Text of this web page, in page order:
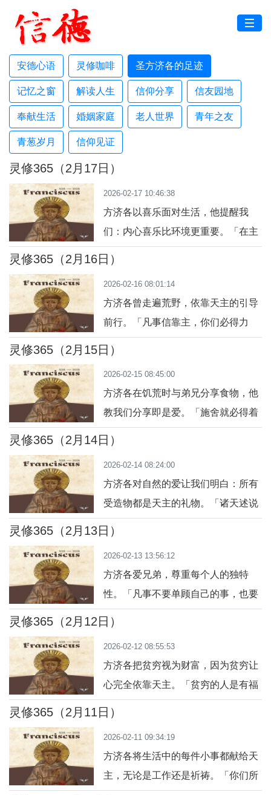
安德心语 灵修咖啡 圣方济各的足迹
记忆之窗 解读人生 信仰分享 信友园地
奉献生活 婚姻家庭 老人世界 青年之友
青葱岁月 信仰见证
灵修365（2月17日）
2026-02-17 10:46:38
方济各以喜乐面对生活，他提醒我
们：内心喜乐比环境更重要。「在主
并感恩。祈祷：主啊，让我的心充满
喜乐，即使在挑战中。
灵修365（2月16日）
2026-02-16 08:01:14
方济各曾走遍荒野，依靠天主的引导
前行。「凡事信靠主，你们必得力
在未知中依靠你的指引。
灵修365（2月15日）
2026-02-15 08:45:00
方济各在饥荒时与弟兄分享食物，他
教我们分享即是爱。「施舍就必得着
人。祈祷：主啊，让我用分享体验你
的丰盛恩典。
灵修365（2月14日）
2026-02-14 08:24:00
方济各对自然的爱让我们明白：所有
受造物都是天主的礼物。「诸天述说
或观察自然，心怀感恩。祈祷：主
啊，让我从自然中看见你的美善。
灵修365（2月13日）
2026-02-13 13:56:12
方济各爱兄弟，尊重每个人的独特
性。「凡事不要单顾自己的事，也要
助。祈祷：主啊，让我学会关心和尊
重每个人。
灵修365（2月12日）
2026-02-12 08:55:53
方济各把贫穷视为财富，因为贫穷让
心完全依靠天主。「贫穷的人是有福
誉的执着，体验自由。祈祷：主啊，
让我学会放下，心灵自由向你敞开。
灵修365（2月11日）
2026-02-11 09:34:19
方济各将生活中的每件小事都献给天
主，无论是工作还是祈祷。「你们所